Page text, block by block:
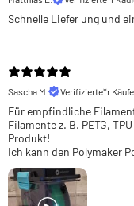
Schnelle Liefer ung und
Sascha M.
Verifizierte*r
Für empfindliche
Filamente z. B. PETG,
Produkt!
Ich kann den Polymaker